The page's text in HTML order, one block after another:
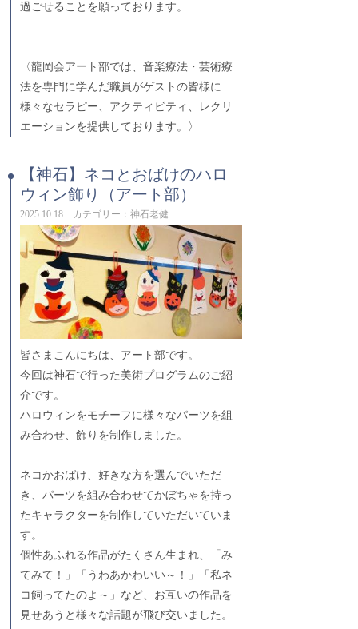
過ごせることを願っております。
〈龍岡会アート部では、音楽療法・芸術療
法を専門に学んだ職員がゲストの皆様に
様々なセラピー、アクティビティ、レクリ
エーションを提供しております。〉
【神石】ネコとおばけのハロ
ウィン飾り（アート部）
2025.10.18 カテゴリー：神石老健
皆さまこんにちは、アート部です。
今回は神石で行った美術プログラムのご紹
介です。
ハロウィンをモチーフに様々なパーツを組
み合わせ、飾りを制作しました。
ネコかおばけ、好きな方を選んでいただ
き、パーツを組み合わせてかぼちゃを持っ
たキャラクターを制作していただいていま
す。
個性あふれる作品がたくさん生まれ、「み
てみて！」「うわあかわいい～！」「私ネ
コ飼ってたのよ～」など、お互いの作品を
見せあうと様々な話題が飛び交いました。